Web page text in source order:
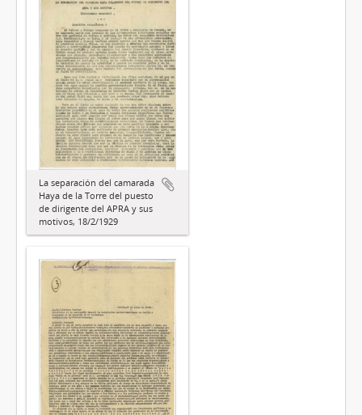
La separación del camarada
Haya de la Torre del puesto
de dirigente del APRA y sus
motivos, 18/2/1929